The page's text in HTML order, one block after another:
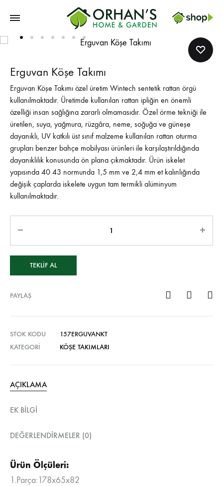
Orhans
Erguvan Köşe Takımı
Erguvan Köşe Takımı özel üretim Wintech sentetik rattan örgü
kullanılmaktadır. Üretimde kullanılan rattan ipliğin en önemli
özelliği insan sağlığına zararlı olmamasıdır. Özel örme tekniği ile
üretilen, suya, yağmura, rüzgâra, neme, soğuğa ve güneşe
dayanıklı, UV katkılı üst sınıf malzeme kullanılan rattan oturma
grupları benzer bahçe mobilyası ürünleri ile karşılaştırıldığında
dayanıklılık konusunda ön plana çıkmaktadır. Ürün iskelet
yapısında 40 43 normunda 1,5 mm ve 2,4 mm et kalınlığında
değişik çaplarda iskelete uygun tam termikli alüminyum
kullanılmaktadır.
TEKLIF AL
PAYLAŞ
STOK KODU
157ERGUVANKT
KATEGORI
KÖŞE TAKIMLARI
AÇIKLAMA
EK BILGI
DEĞERLENDIRMELER (0)
Ürün Ölçüleri:
1.Parça:178x65x82